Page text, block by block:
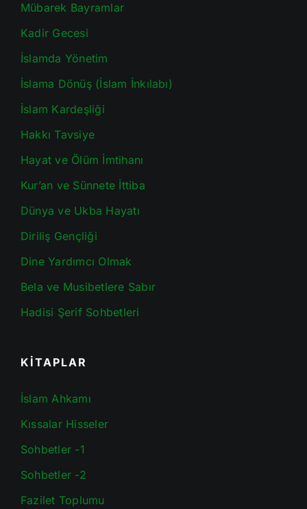
Mübarek Bayramlar
Kadir Gecesi
İslamda Yönetim
İslama Dönüş (İslam İnkılabı)
İslam Kardeşliği
Hakkı Tavsiye
Hayat ve Ölüm İmtihanı
Kur’an ve Sünnete İttiba
Dünya ve Ukba Hayatı
Diriliş Gençliği
Dine Yardımcı Olmak
Bela ve Musibetlere Sabır
Hadisi Şerif Sohbetleri
KİTAPLAR
İslam Ahkamı
Kıssalar Hisseler
Sohbetler -1
Sohbetler -2
Fazilet Toplumu